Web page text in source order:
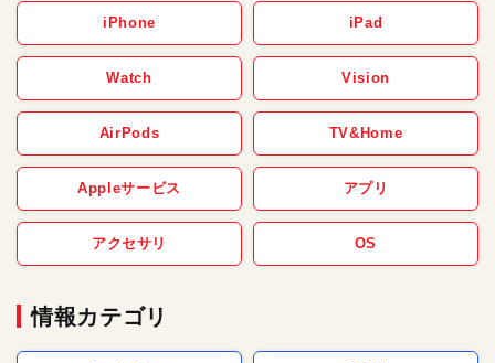
iPhone iPad
Watch Vision
AirPods TV&Home
Appleサービス アプリ
アクセサリ OS
情報カテゴリ